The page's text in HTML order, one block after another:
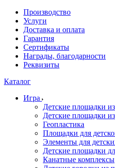
Производство
Услуги
Доставка и оплата
Гарантия
Сертификаты
Награды, благодарности
Реквизиты
Каталог
Игра
Детские площадки
Детские площадки из
Геопластика
Площадки для
Элементы для
Детские площадки
Канатные комплексы